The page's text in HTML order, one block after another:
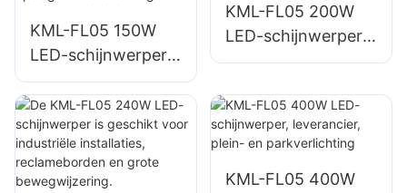
KML-FL05 150W
LED-schijnwerper,
leverancier voor
parkeerterrein- en
opslagruimteverlich
ting.
KML-FL05 200W
LED-schijnwerper,
leverancier, nood-
rampenverlichting
KML-FL05 400W